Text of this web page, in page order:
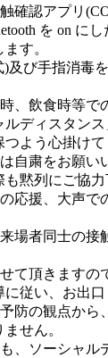
確認アプリ
を on に
す。
及び手指消毒
、飲食時等で
ルディスタン
よう心掛けて
自粛をお願い
黙列にご協力
応援、大声で
場者同士の接
て頂きますの
従い、お出口
防の観点から
せん。
、ソーシャル